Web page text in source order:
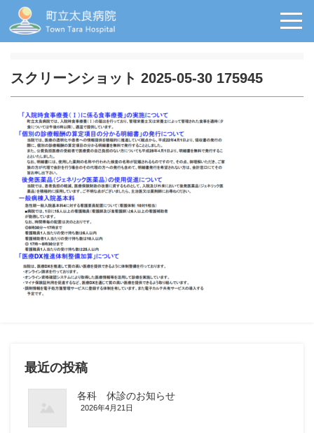
スクリーンショット 2025-05-30 175945
最近の投稿
各科 休診のお知らせ
2026年4月21日